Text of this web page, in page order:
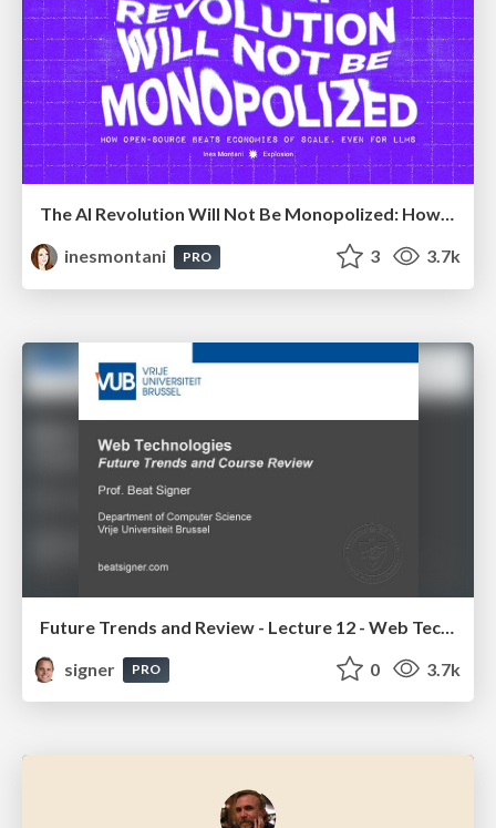
The AI Revolution Will Not Be Monopolized: How open-source beats economies of scale, even for LLMs
inesmontani
PRO 3 3.7k
signer
PRO 0 3.7k